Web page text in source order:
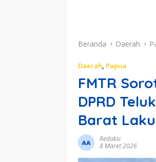
Beranda Daerah
Daerah Papua
FMTR
DPRD
Barat
Redaksi
8 Maret 2026